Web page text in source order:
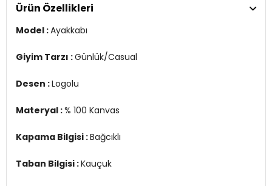
Taban Yüksekliği :3 cm
Üretim Yeri :Vietnam
Ürün Özellikleri
Model :Ayakkabı
Giyim Tarzı :Günlük/Casual
Desen :Logolu
Materyal :% 100 Kanvas
Kapama Bilgisi :Bağcıklı
Taban Bilgisi :Kauçuk